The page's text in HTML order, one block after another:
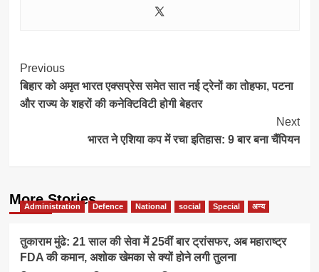
Post
Navigation
Previous
बिहार को अमृत भारत एक्सप्रेस समेत सात नई ट्रेनों का तोहफा, पटना
और राज्य के शहरों की कनेक्टिविटी होगी बेहतर
Next
भारत ने एशिया कप में रचा इतिहास: 9 बार बना चैंपियन
More Stories
Administration Defence National social Special अन्य
तुकाराम मुंढे: 21 साल की सेवा में 25वीं बार ट्रांसफर, अब महाराष्ट्र
FDA की कमान, अशोक खेमका से क्यों होने लगी तुलना